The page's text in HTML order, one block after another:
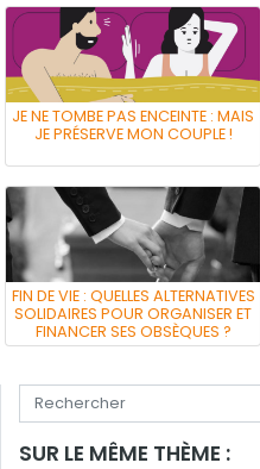
JE NE TOMBE PAS ENCEINTE : MAIS
JE PRÉSERVE MON COUPLE !
FIN DE VIE : QUELLES ALTERNATIVES
SOLIDAIRES POUR ORGANISER ET
FINANCER SES OBSÈQUES ?
Tapez votre recherche
SUR LE MÊME THÈME :